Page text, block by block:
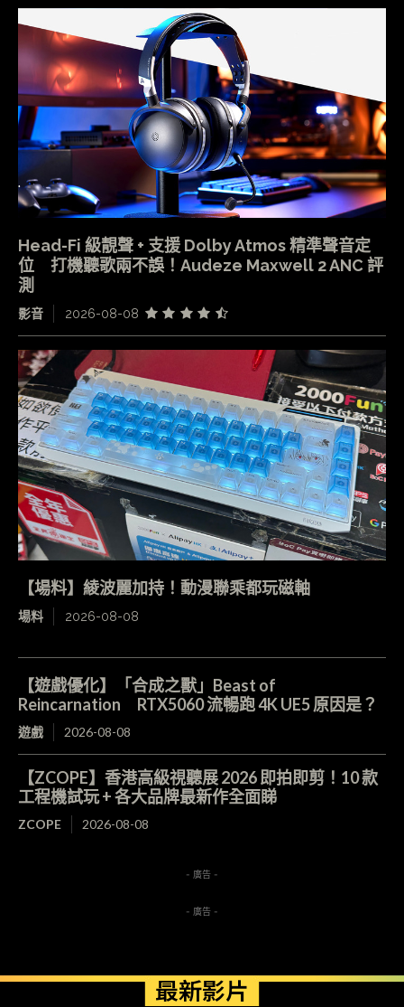
Head-Fi 級靚聲 + 支援 Dolby Atmos 精準聲音定
位 打機聽歌兩不誤！Audeze Maxwell 2 ANC 評
測
影音 2026-08-08
【場料】綾波麗加持！動漫聯乘都玩磁軸
場料 2026-08-08
【遊戲優化】「合成之獸」Beast of
Reincarnation RTX5060 流暢跑 4K UE5 原因是？
遊戲 2026-08-08
【ZCOPE】香港高級視聽展 2026 即拍即剪！10 款
工程機試玩 + 各大品牌最新作全面睇
ZCOPE 2026-08-08
- 廣告 -
- 廣告 -
最新影片